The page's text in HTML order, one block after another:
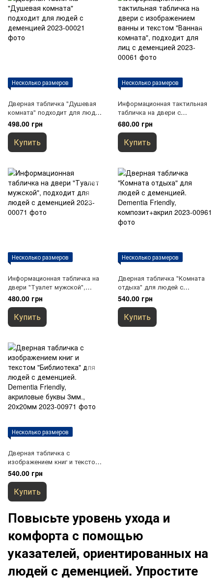
Несколько размеров
Дверная табличка "Душевая
комната" подходит для людей
с деменцией
498.00 грн
Купить
Несколько размеров
Информационная тактильная
табличка на двери с
изображением ванны и
текстом "Ванная комната",
подходит для лиц с
деменцией
680.00 грн
Купить
Несколько размеров
Информационная табличка на
двери "Туалет мужской",
подходит для людей с
деменцией
480.00 грн
Купить
Несколько размеров
Дверная табличка "Комната
отдыха" для людей с
деменцией. Dementia Friendly,
композит+акрил
540.00 грн
Купить
Несколько размеров
Дверная табличка с
изображением книг и текстом
"Библиотека" для людей с
деменцией. Dementia Friendly,
акриловые буквы 3мм.,
20х20мм
540.00 грн
Купить
Повысьте уровень ухода и
комфорта с помощью
указателей, ориентированных на
людей с деменцией. Упростите